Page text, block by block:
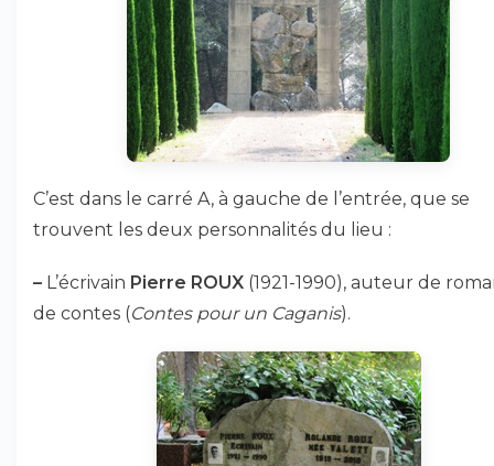
C’est dans le carré A, à gauche de l’entrée, que se
trouvent les deux personnalités du lieu :
– L’écrivain Pierre ROUX (1921-1990), auteur de
de contes (Contes pour un Caganis).